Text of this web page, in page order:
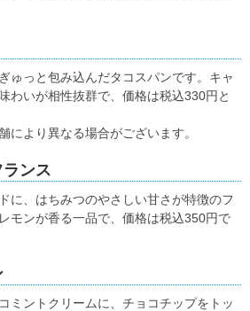
ゅっと包み込んだタコスパンです。キャ
わいが相性抜群で、価格は税込330円と
より異なる場合がございます。
ンス
に、はちみつのやさしい甘さが特徴のフ
モンが香る一品で、価格は税込350円で
ミントクリームに、チョコチップをトッ